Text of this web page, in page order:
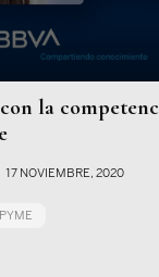
la
17 NOVIEMBRE, 2020
PYME